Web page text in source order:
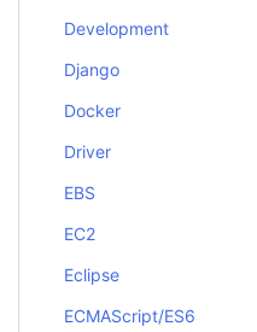
Development
Django
Docker
Driver
EBS
EC2
Eclipse
ECMAScript/ES6